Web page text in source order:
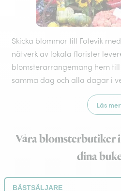
Skicka blommor till Fotevik
nätverk av lokala florister
blomsterarrangemang hem
samma dag och alla dagar i
Läs mer
Våra blomsterbutiker
dina